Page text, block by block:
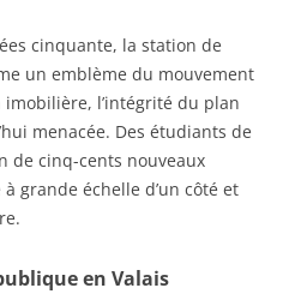
cinquante, la station de
un emblème du mouvement
l’intégrité du plan
menacée. Des étudiants de
de cinq-cents nouveaux
grande échelle d’un côté et
en Valais